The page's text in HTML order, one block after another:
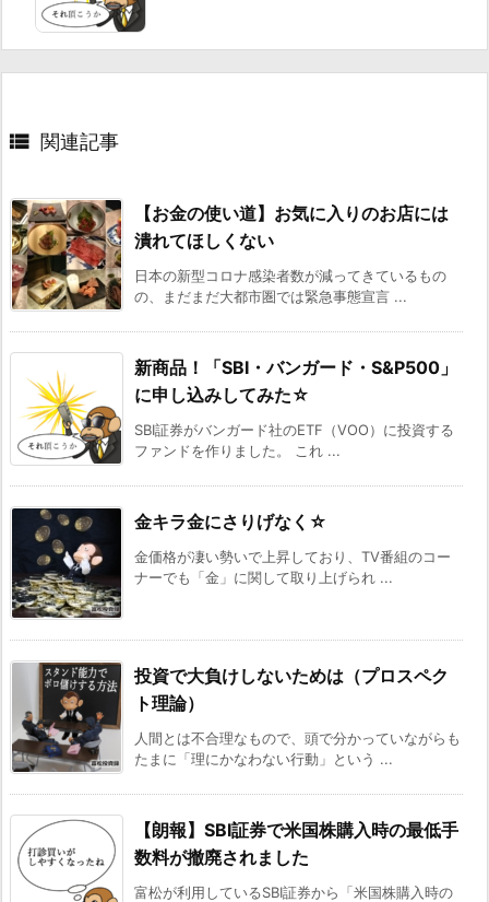
 関連記事
【お金の使い道】お気に入りのお店には
潰れてほしくない
日本の新型コロナ感染者数が減ってきているもの
の、まだまだ大都市圏では緊急事態宣言 ...
新商品！「SBI・バンガード・S&P500」
に申し込みしてみた☆
SBI証券がバンガード社のETF（VOO）に投資する
ファンドを作りました。 これ ...
金キラ金にさりげなく☆
金価格が凄い勢いで上昇しており、TV番組のコー
ナーでも「金」に関して取り上げられ ...
投資で大負けしないためは（プロスペク
ト理論）
人間とは不合理なもので、頭で分かっていながらも
たまに「理にかなわない行動」という ...
【朗報】SBI証券で米国株購入時の最低手
数料が撤廃されました
富松が利用しているSBI証券から「米国株購入時の